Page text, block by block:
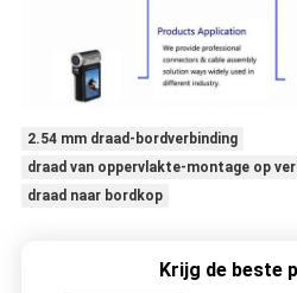
2.54 mm draad-bordverbinding
draad van oppervlakte-montage op
draad naar bordkop
Krijg de beste